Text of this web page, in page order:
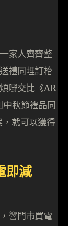
家人齊齊整
禮同埋訂枱
嘢交比《AR
秋節禮品同
就可以獲得
即減
響門市買電